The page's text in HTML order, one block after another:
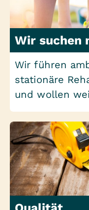
Wir suchen
Wir führen
stationäre
und wollen